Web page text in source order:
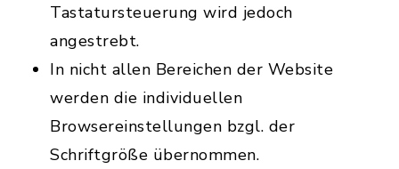
Tastatursteuerung wird jedoch
angestrebt.
In nicht allen Bereichen der Website
werden die individuellen
Browsereinstellungen bzgl. der
Schriftgröße übernommen.